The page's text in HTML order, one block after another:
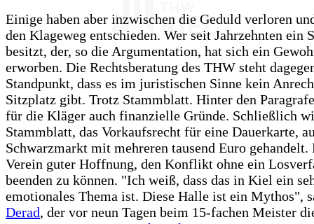
Einige haben aber inzwischen die Geduld verloren
den Klageweg entschieden. Wer seit Jahrzehnten ein
besitzt, der, so die Argumentation, hat sich ein
erworben. Die Rechtsberatung des THW steht
Standpunkt, dass es im juristischen Sinne kein
Sitzplatz gibt. Trotz Stammblatt. Hinter den
für die Kläger auch finanzielle Gründe. Schließlich
Stammblatt, das Vorkaufsrecht für eine Dauerkarte,
Schwarzmarkt mit mehreren tausend Euro gehandelt.
Verein guter Hoffnung, den Konflikt ohne ein
beenden zu können. "Ich weiß, dass das in Kiel ein
emotionales Thema ist. Diese Halle ist ein Mythos",
Derad, der vor neun Tagen beim 15-fachen Meister